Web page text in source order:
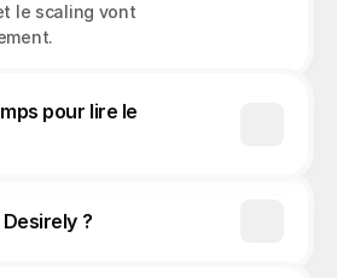
?
le scaling vont
pour lire le